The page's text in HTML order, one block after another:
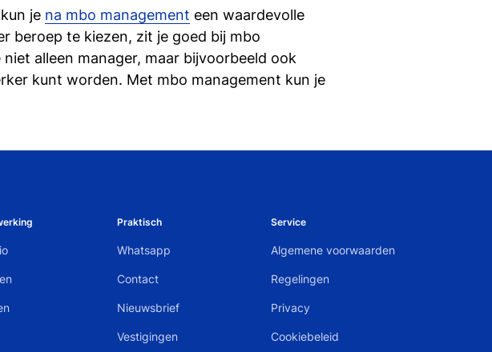
je na mbo management een waardevolle
beroep te kiezen, zit je goed bij mbo
alleen manager, maar bijvoorbeeld ook
kunt worden. Met mbo management kun je
Praktisch
Whatsapp
Contact
Nieuwsbrief
Vestigingen
Service
Algemene voorwaarden
Regelingen
Privacy
Cookiebeleid